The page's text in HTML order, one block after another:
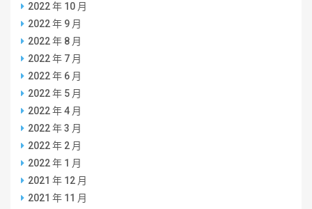
2022 年 10 月
2022 年 9 月
2022 年 8 月
2022 年 7 月
2022 年 6 月
2022 年 5 月
2022 年 4 月
2022 年 3 月
2022 年 2 月
2022 年 1 月
2021 年 12 月
2021 年 11 月